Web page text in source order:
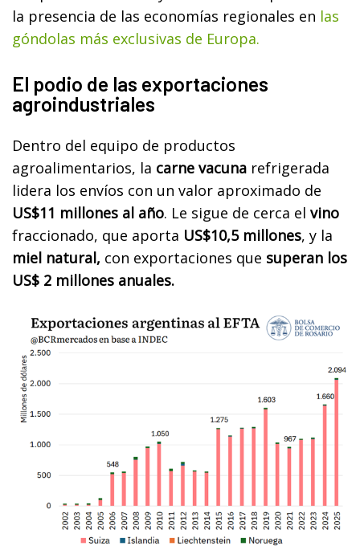
la presencia de las economías regionales en las
góndolas más exclusivas de Europa.
El podio de las exportaciones
agroindustriales
Dentro del equipo de productos
agroalimentarios, la carne vacuna refrigerada
lidera los envíos con un valor aproximado de
US$11 millones al año. Le sigue de cerca el vino
fraccionado, que aporta US$10,5 millones, y la
miel natural, con exportaciones que superan los
US$ 2 millones anuales.